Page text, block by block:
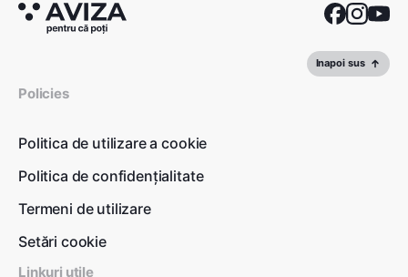
Inapoi sus
Policies
Politica de utilizare a cookie
Politica de confidențialitate
Termeni de utilizare
Setări cookie
Linkuri utile